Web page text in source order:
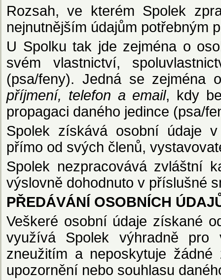
Rozsah, ve kterém Spolek
nejnutnějším údajům potřebným
U Spolku tak jde zejména o
svém vlastnictví,
(psa/feny). Jedná se
příjmení, telefon a email, kdy
propagaci daného jedince (psa/
Spolek získává osobní údaje
přímo od svých členů,
Spolek nezpracovává zvláštní
výslovně dohodnuto v příslušné
PŘEDÁVÁNÍ OSOBNÍCH
Veškeré osobní údaje získané
využívá Spolek výhradně
zneužitím a neposkytuje
upozornění nebo souhlasu